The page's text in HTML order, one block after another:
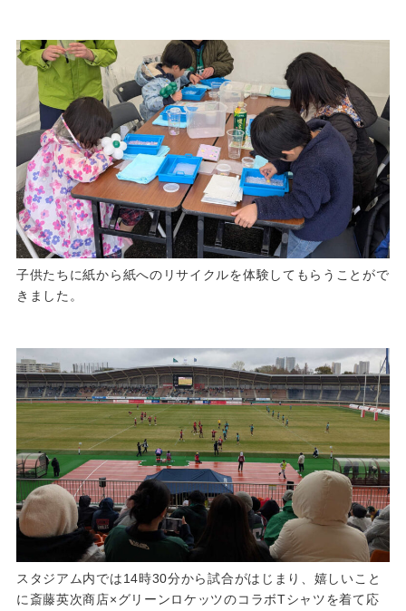
子供たちに紙から紙へのリサイクルを体験してもらうことがで
きました。
スタジアム内では14時30分から試合がはじまり、嬉しいこと
に斎藤英次商店×グリーンロケッツのコラボTシャツを着て応